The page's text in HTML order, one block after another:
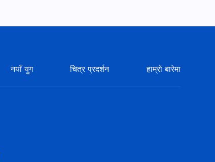
नयाँ युग चित्र प्रदर्शन हाम्रो बारेमा